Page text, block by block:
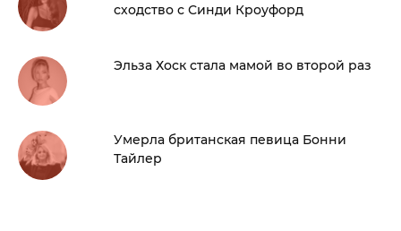
сходство с Синди Кроуфорд
Эльза Хоск стала мамой во второй раз
Умерла британская певица Бонни
Тайлер